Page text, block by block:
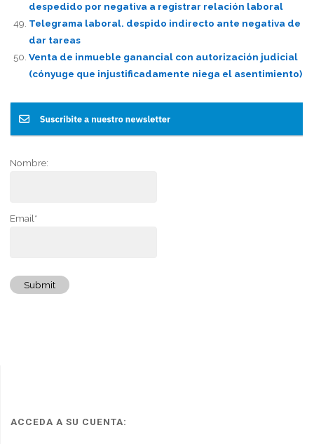
despedido por negativa a registrar relación laboral
Telegrama laboral. despido indirecto ante negativa de
dar tareas
Venta de inmueble ganancial con autorización judicial
(cónyuge que injustificadamente niega el asentimiento)
Nombre:
Email*
Submit
ACCEDA A SU CUENTA: